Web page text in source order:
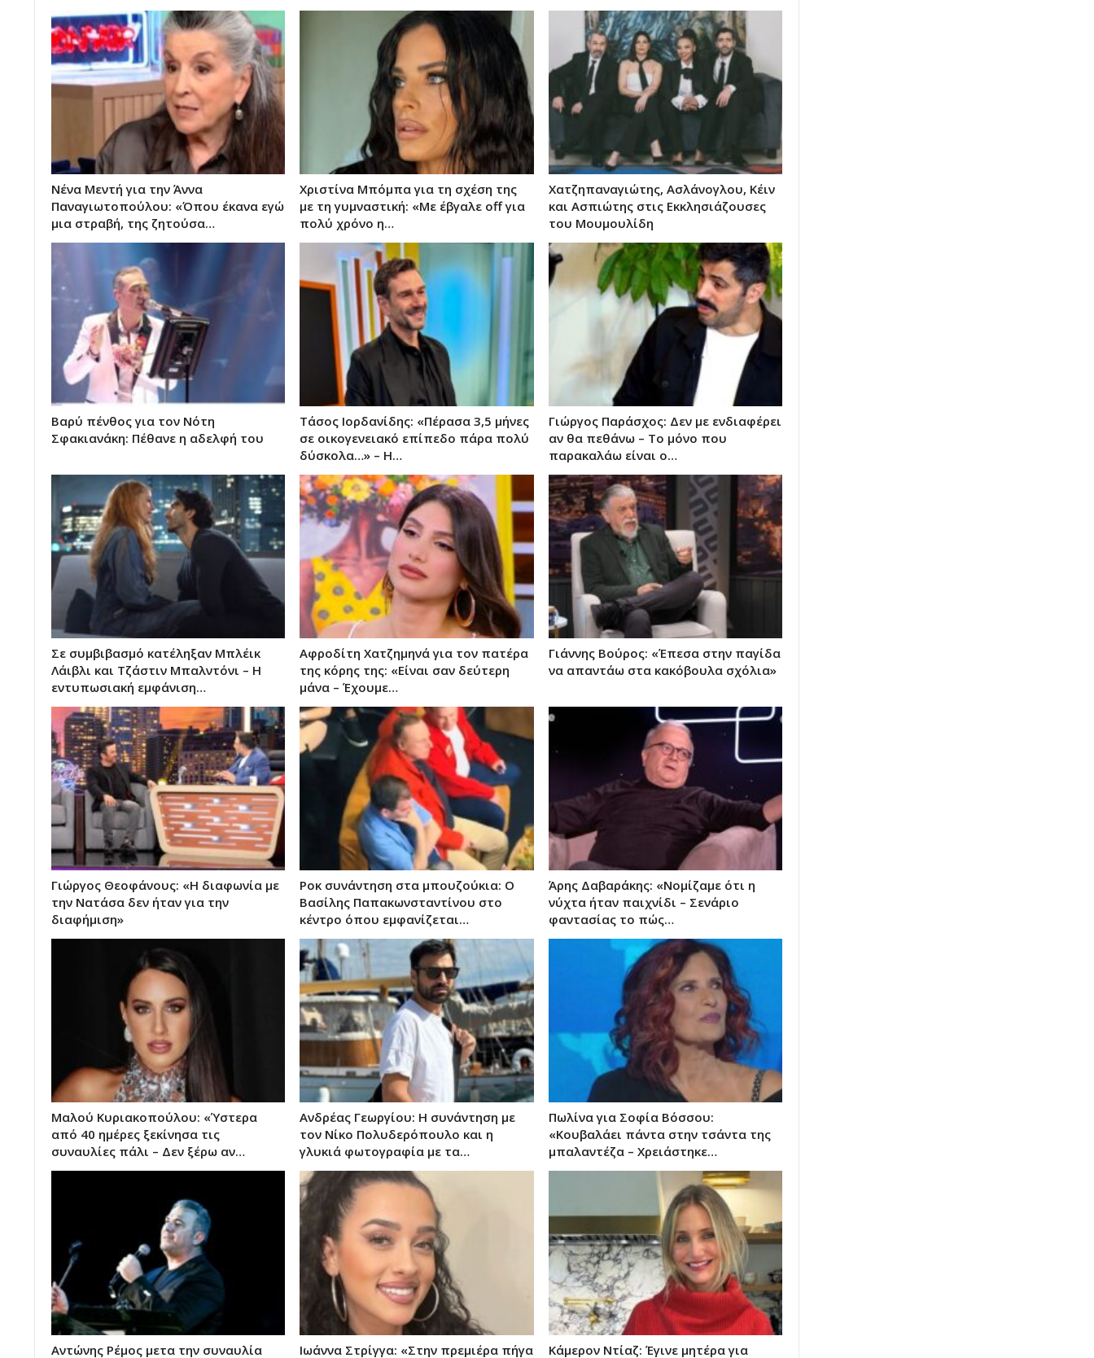
Νένα Μεντή για την Άννα
Παναγιωτοπούλου: «Όπου έκανα εγώ
μια στραβή, της ζητούσα…
Χριστίνα Μπόμπα για τη σχέση της
με τη γυμναστική: «Με έβγαλε off για
πολύ χρόνο η…
Χατζηπαναγιώτης, Ασλάνογλου, Κέιν
και Ασπιώτης στις Εκκλησιάζουσες
του Μουμουλίδη
Βαρύ πένθος για τον Νότη
Σφακιανάκη: Πέθανε η αδελφή του
Τάσος Ιορδανίδης: «Πέρασα 3,5 μήνες
σε οικογενειακό επίπεδο πάρα πολύ
δύσκολα…» – Η…
Γιώργος Παράσχος: Δεν με ενδιαφέρει
αν θα πεθάνω – Το μόνο που
παρακαλάω είναι ο…
Σε συμβιβασμό κατέληξαν Μπλέικ
Λάιβλι και Τζάστιν Μπαλντόνι – Η
εντυπωσιακή εμφάνιση…
Αφροδίτη Χατζημηνά για τον πατέρα
της κόρης της: «Είναι σαν δεύτερη
μάνα – Έχουμε…
Γιάννης Βούρος: «Έπεσα στην παγίδα
να απαντάω στα κακόβουλα σχόλια»
Γιώργος Θεοφάνους: «Η διαφωνία με
την Νατάσα δεν ήταν για την
διαφήμιση»
Ροκ συνάντηση στα μπουζούκια: Ο
Βασίλης Παπακωνσταντίνου στο
κέντρο όπου εμφανίζεται…
Άρης Δαβαράκης: «Νομίζαμε ότι η
νύχτα ήταν παιχνίδι – Σενάριο
φαντασίας το πώς…
Μαλού Κυριακοπούλου: «Ύστερα
από 40 ημέρες ξεκίνησα τις
συναυλίες πάλι – Δεν ξέρω αν…
Ανδρέας Γεωργίου: Η συνάντηση με
τον Νίκο Πολυδερόπουλο και η
γλυκιά φωτογραφία με τα…
Πωλίνα για Σοφία Βόσσου:
«Κουβαλάει πάντα στην τσάντα της
μπαλαντέζα – Χρειάστηκε…
Αντώνης Ρέμος μετα την συναυλία Ιωάννα Στρίγγα: «Στην πρεμιέρα πήγα Κάμερον Ντίαζ: Έγινε μητέρα για